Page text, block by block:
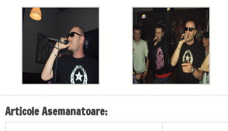
Articole Asemanatoare: